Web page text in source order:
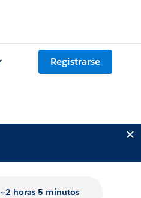
Registrarse
~2 horas 5 minutos